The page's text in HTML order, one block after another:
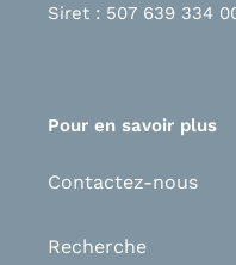
Siret : 507 639 334
Pour en savoir plus
Contactez-nous
Recherche